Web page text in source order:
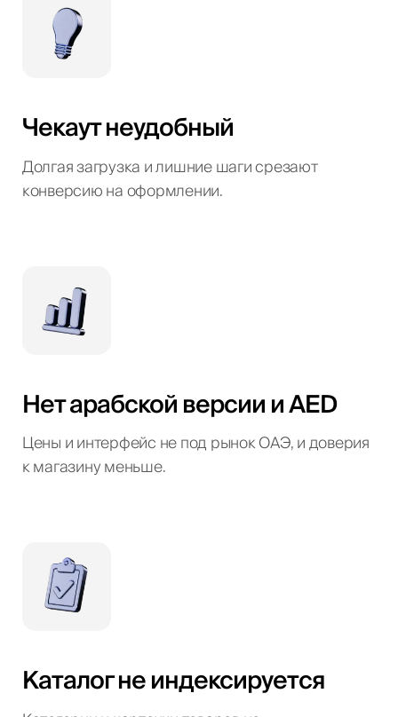
Чекаут неудобный
Долгая загрузка и лишние шаги срезают
конверсию на оформлении.
Нет арабской версии и AED
Цены и интерфейс не под рынок ОАЭ, и доверия
к магазину меньше.
Каталог не индексируется